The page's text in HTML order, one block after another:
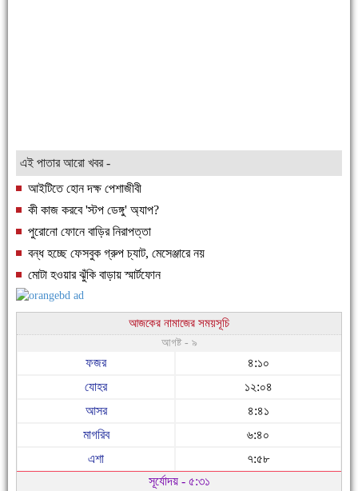
এই পাতার আরো খবর -
আইটিতে হোন দক্ষ পেশাজীবী
কী কাজ করবে 'স্টপ ডেঙ্গু' অ্যাপ?
পুরোনো ফোনে বাড়ির নিরাপত্তা
বন্ধ হচ্ছে ফেসবুক গ্রুপ চ্যাট, মেসেঞ্জারে নয়
মোটা হওয়ার ঝুঁকি বাড়ায় স্মার্টফোন
আজকের নামাজের সময়সূচি
আগষ্ট - ৯
ফজর
৪:১০
যোহর
১২:০৪
আসর
৪:৪১
মাগরিব
৬:৪০
এশা
৭:৫৮
সূর্যোদয় - ৫:৩১